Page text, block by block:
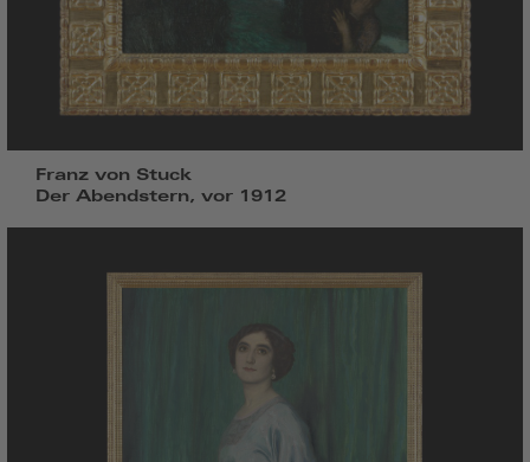
Franz von Stuck
Der Abendstern, vor 1912